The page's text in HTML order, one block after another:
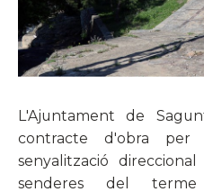
L'Ajuntament de
contracte d'obra per
senyalització
senderes del terme